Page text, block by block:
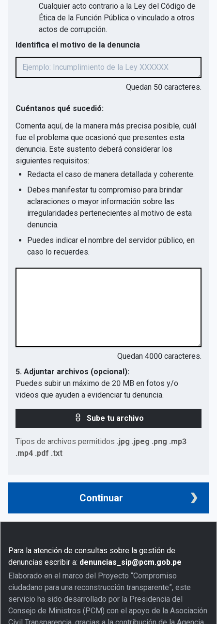
Cualquier acto contrario a la Ley del Código de
Ética de la Función Pública o vinculado a otros
actos de corrupción.
Identifica el motivo de la denuncia
Quedan 50 caracteres.
Cuéntanos qué sucedió:
Comenta aquí, de la manera más precisa posible, cuál
fue el problema que ocasionó que presentes esta
denuncia. Este sustento deberá considerar los
siguientes requisitos:
Redacta el caso de manera detallada y coherente.
Debes manifestar tu compromiso para brindar
aclaraciones o mayor información sobre las
irregularidades pertenecientes al motivo de esta
denuncia.
Puedes indicar el nombre del servidor público, en
caso lo recuerdes.
Quedan 4000 caracteres.
5. Adjuntar archivos (opcional):
Puedes subir un máximo de 20 MB en fotos y/o
videos que ayuden a evidenciar tu denuncia.
Sube tu archivo
Tipos de archivos permitidos .jpg .jpeg .png .mp3
.mp4 .pdf .txt
Continuar
Para la atención de consultas sobre la gestión de
denuncias escribir a: denuncias_sip@pcm.gob.pe
Elaborado en el marco del Proyecto “Compromiso
ciudadano para una reconstrucción transparente”, este
servicio ha sido desarrollado por la Presidencia del
Consejo de Ministros (PCM) con el apoyo de la Asociación